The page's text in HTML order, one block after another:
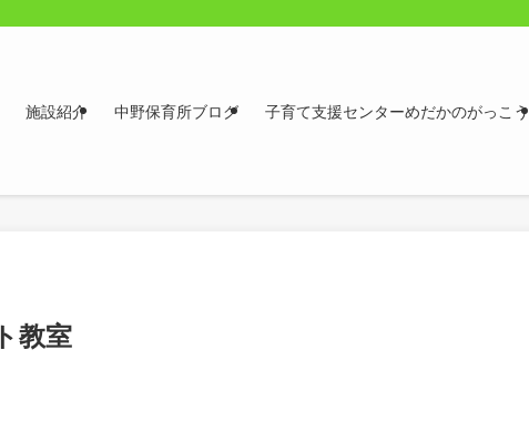
施設紹介 中野保育所ブログ 子育て支援センターめだかのがっこう
教室